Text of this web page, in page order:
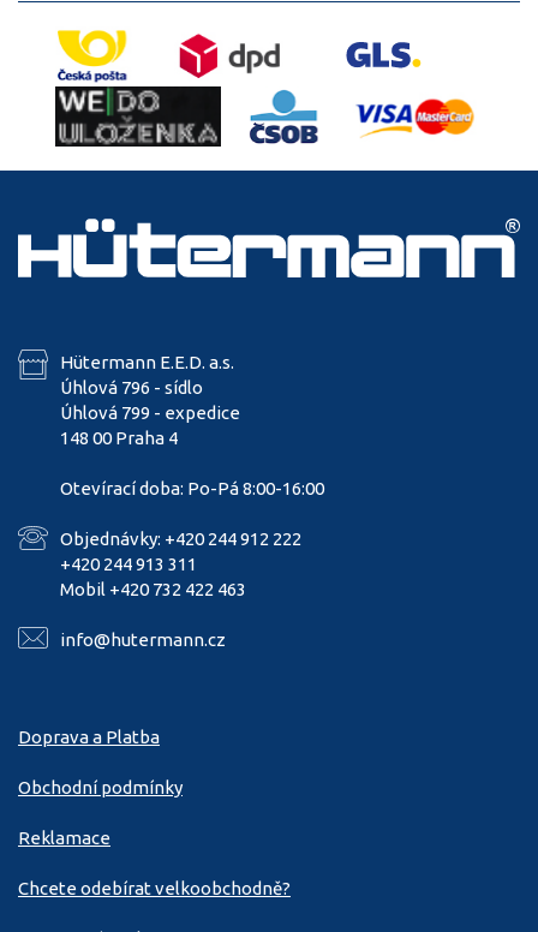
Hütermann E.E.D. a.s.
Úhlová 796 - sídlo
Úhlová 799 - expedice
148 00 Praha 4
Otevírací doba: Po-Pá 8:00-16:00
Objednávky: +420 244 912 222
+420 244 913 311
Mobil +420 732 422 463
info@hutermann.cz
Doprava a Platba
Obchodní podmínky
Reklamace
Chcete odebírat velkoobchodně?